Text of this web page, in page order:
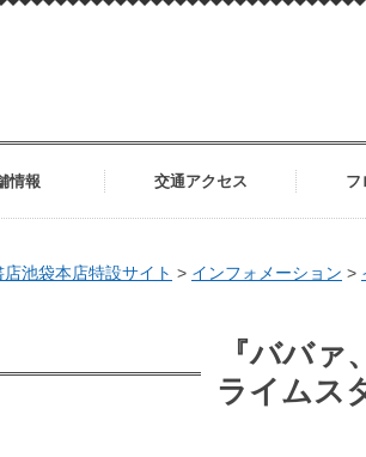
情報 交通アクセス フ
店池袋本店特設サイト > インフォメーション >
『ババ
ライムス